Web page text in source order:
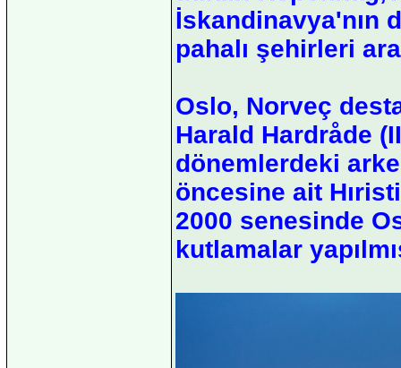
İskandinavya'nın
pahalı şehirleri
Oslo, Norveç
Harald Hardråde
dönemlerdeki
öncesine ait
2000 senesinde
kutlamalar